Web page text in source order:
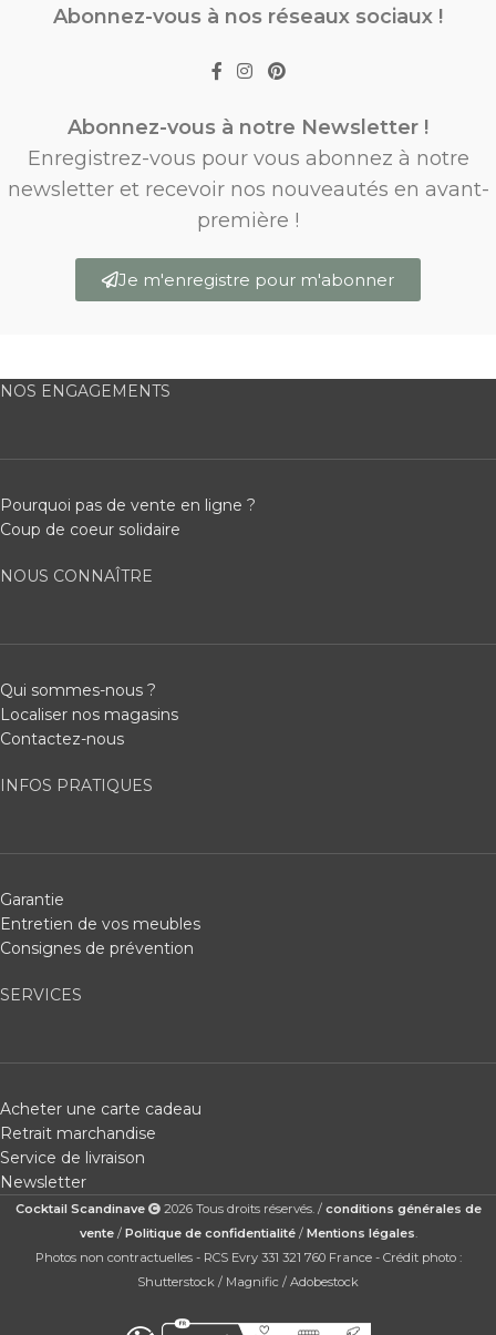
Abonnez-vous à nos réseaux sociaux !
Abonnez-vous à notre Newsletter !
Enregistrez-vous pour vous abonnez à notre
newsletter et recevoir nos nouveautés en avant-
première !
Je m'enregistre pour m'abonner
NOS ENGAGEMENTS
Pourquoi pas de vente en ligne ?
Coup de coeur solidaire
NOUS CONNAÎTRE
Qui sommes-nous ?
Localiser nos magasins
Contactez-nous
INFOS PRATIQUES
Garantie
Entretien de vos meubles
Consignes de prévention
SERVICES
Acheter une carte cadeau
Retrait marchandise
Service de livraison
Newsletter
Cocktail Scandinave 2026 Tous droits réservés. / conditions générales de
vente/ Politique de confidentialité/ Mentions légales
Photos non contractuelles - RCS Evry 331 321 760 France - Crédit photo :
Shutterstock / Magnific / Adobestock